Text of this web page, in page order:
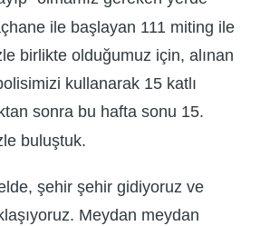
ile başlayan 111 miting ile
birlikte olduğumuz için, alınan
kullanarak 15 katlı
sonra bu hafta sonu 15.
buluştuk.
şehir şehir gidiyoruz ve
Meydan meydan